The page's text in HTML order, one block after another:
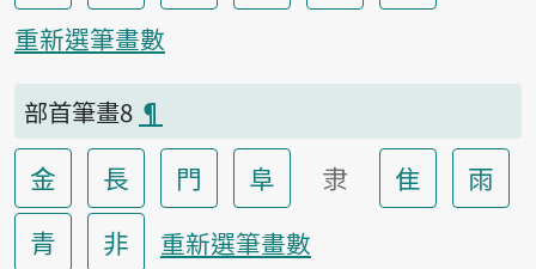
重新選筆畫數
部首筆畫8 ¶
金 長 門 阜 隶 隹
雨
青
非 重新選筆畫數